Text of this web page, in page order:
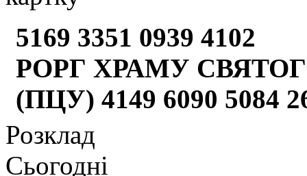
5169 3351 0939 4102
РОРГ ХРАМУ
(ПЦУ) 4149 6090 5084
Розклад
Сьогодні